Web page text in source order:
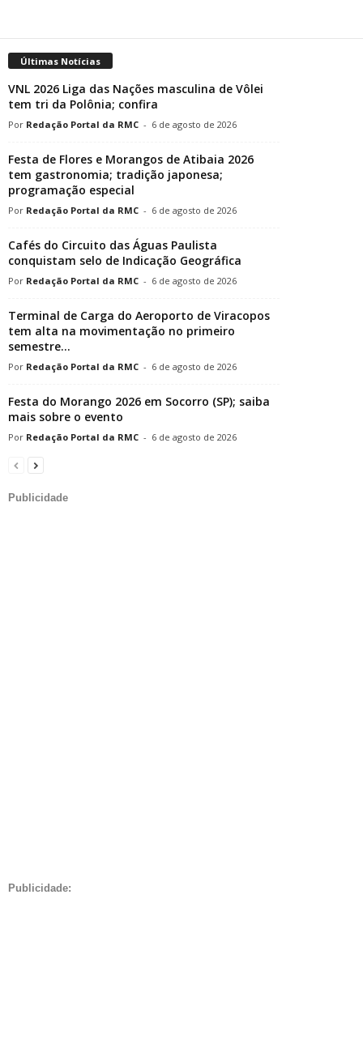
Últimas Notícias
VNL 2026 Liga das Nações masculina de Vôlei
tem tri da Polônia; confira
Redação Portal da RMC - 6 de agosto de 2026
Festa de Flores e Morangos de Atibaia 2026
tem gastronomia; tradição japonesa;
programação especial
Redação Portal da RMC - 6 de agosto de 2026
Cafés do Circuito das Águas Paulista
conquistam selo de Indicação Geográfica
Redação Portal da RMC - 6 de agosto de 2026
Terminal de Carga do Aeroporto de Viracopos
tem alta na movimentação no primeiro
semestre...
Redação Portal da RMC - 6 de agosto de 2026
Festa do Morango 2026 em Socorro (SP); saiba
mais sobre o evento
Redação Portal da RMC - 6 de agosto de 2026
Publicidade
Publicidade: